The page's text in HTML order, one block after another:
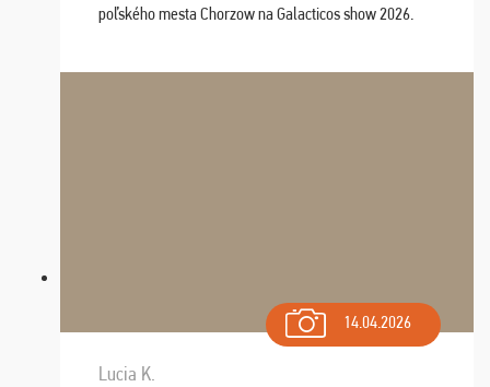
poľského mesta Chorzow na Galacticos show 2026.
Navštívili sme aj zábavný park Legendia, previe ...
14.04.2026
Lucia K.